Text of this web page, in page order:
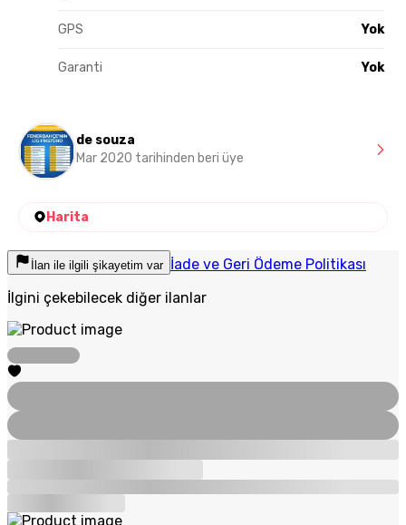
GPS Yok
Garanti Yok
de souza
Mar 2020 tarihinden beri üye
Harita
İlan ile ilgili şikayetim var İade ve Geri Ödeme Politikası
İlgini çekebilecek diğer ilanlar